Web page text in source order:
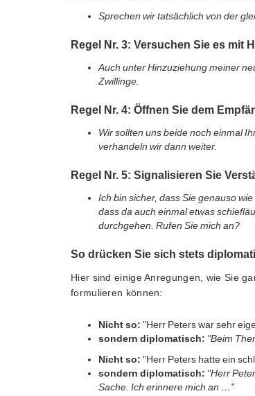
Sprechen wir tatsächlich von der
Regel Nr. 3: Versuchen Sie es mit
Auch unter Hinzuziehung meiner
Zwillinge.
Regel Nr. 4: Öffnen Sie dem
Wir sollten uns beide noch einmal
verhandeln wir dann weiter.
Regel Nr. 5: Signalisieren Sie
Ich bin sicher, dass Sie genauso
dass da auch einmal etwas
durchgehen. Rufen Sie mich an?
So drücken Sie sich stets
Hier sind einige Anregungen, wie Sie
formulieren können:
Nicht so: "Herr Peters war sehr
sondern diplomatisch: "Beim
Nicht so: "Herr Peters hatte ein
sondern diplomatisch: "Herr
Sache. Ich erinnere mich an …"